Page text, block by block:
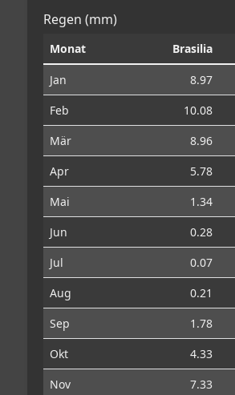
Regen (mm)
Monat Brasilia
Jan 8.97
Feb
10.08
Mär
8.96
Apr
5.78
Mai
1.34
Jun
0.28
Jul
0.07
Aug
0.21
Sep
1.78
Okt
4.33
Nov
7.33